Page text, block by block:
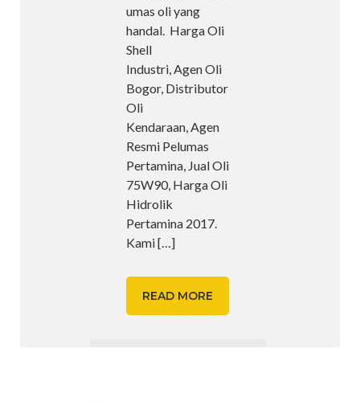
umas oli yang
handal. Harga Oli
Shell
Industri, Agen Oli
Bogor, Distributor
Oli
Kendaraan, Agen
Resmi Pelumas
Pertamina, Jual Oli
75W90, Harga Oli
Hidrolik
Pertamina 2017.
Kami[…]
READ MORE